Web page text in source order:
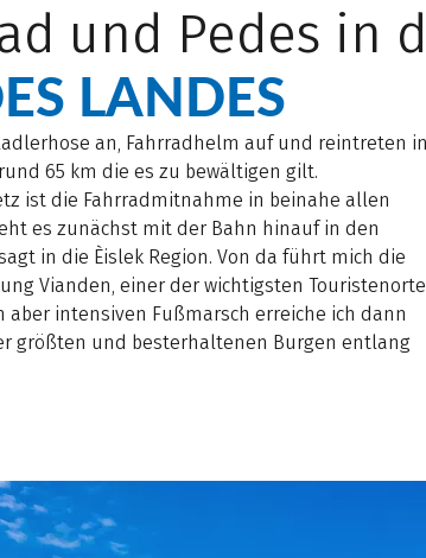
und Pedes in
LANDES
an, Fahrradhelm auf und reintreten in
65 km die es zu bewältigen gilt.
ist die Fahrradmitnahme in beinahe allen
es zunächst mit der Bahn hinauf in den
in die Èislek Region. Von da führt mich die
Vianden, einer der wichtigsten Touristenorte
aber intensiven Fußmarsch erreiche ich dann
größten und besterhaltenen Burgen entlang